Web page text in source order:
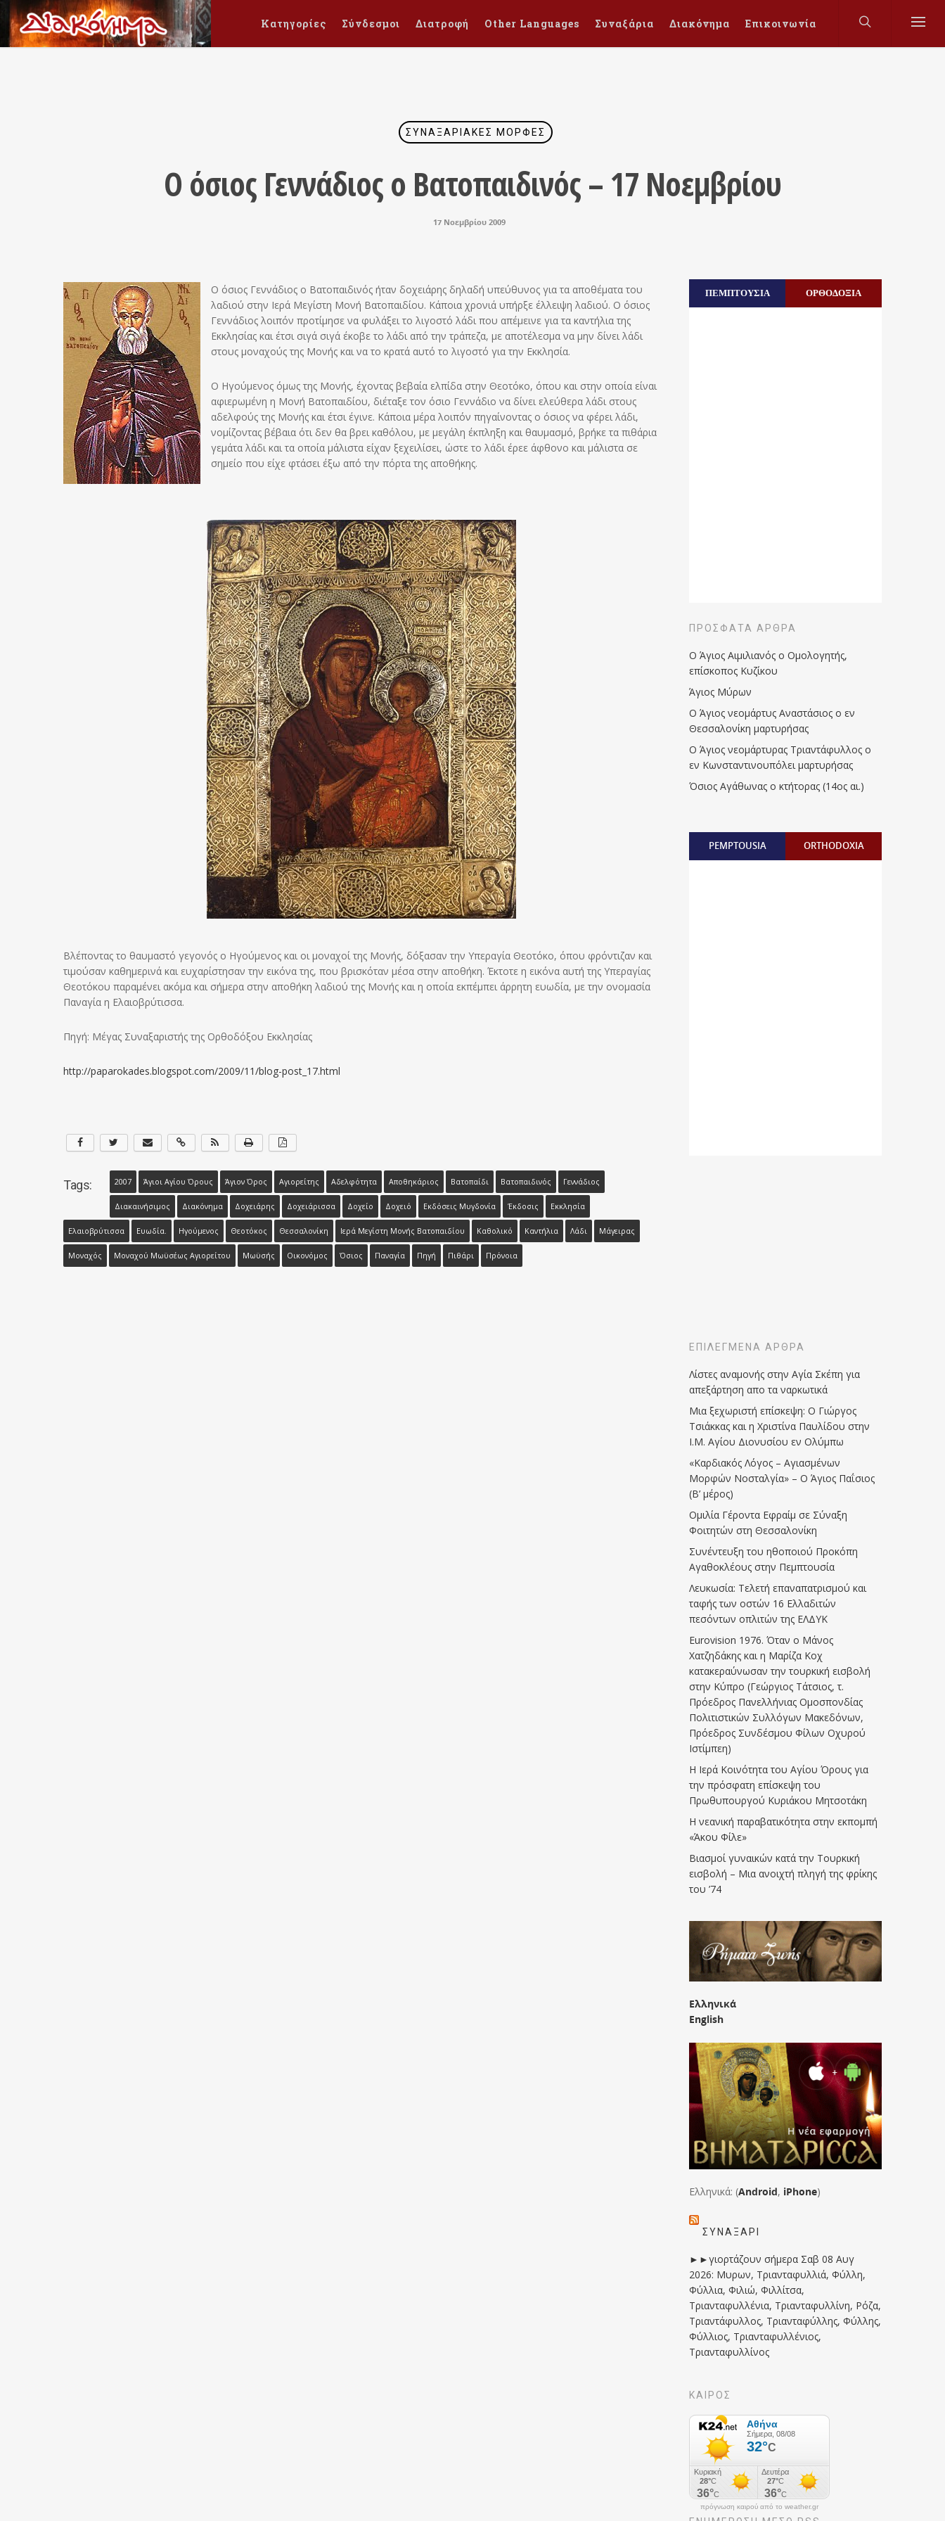
Κατηγορίες Σύνδεσμοι Διατροφή Other Languages Συναξάρια Διακόνημα Επικοινωνία
ΣΥΝΑΞΑΡΙΑΚΈΣ ΜΟΡΦΈΣ
Ο όσιος Γεννάδιος ο Βατοπαιδινός – 17 Νοεμβρίου
17 Νοεμβρίου 2009
Ο όσιος Γεννάδιος ο Βατοπαιδινός ήταν δοχειάρης δηλαδή υπεύθυνος για τα αποθέματα του
λαδιού στην Ιερά Μεγίστη Μονή Βατοπαιδίου. Κάποια χρονιά υπήρξε έλλειψη λαδιού. Ο όσιος
Γεννάδιος λοιπόν προτίμησε να φυλάξει το λιγοστό λάδι που απέμεινε για τα καντήλια της
Εκκλησίας και έτσι σιγά σιγά έκοβε το λάδι από την τράπεζα, με αποτέλεσμα να μην δίνει λάδι
στους μοναχούς της Μονής και να το κρατά αυτό το λιγοστό για την Εκκλησία.
Ο Ηγούμενος όμως της Μονής, έχοντας βεβαία ελπίδα στην Θεοτόκο, όπου και στην οποία είναι
αφιερωμένη η Μονή Βατοπαιδίου, διέταξε τον όσιο Γεννάδιο να δίνει ελεύθερα λάδι στους
αδελφούς της Μονής και έτσι έγινε. Κάποια μέρα λοιπόν πηγαίνοντας ο όσιος να φέρει λάδι,
νομίζοντας βέβαια ότι δεν θα βρει καθόλου, με μεγάλη έκπληξη και θαυμασμό, βρήκε τα πιθάρια
γεμάτα λάδι και τα οποία μάλιστα είχαν ξεχειλίσει, ώστε το λάδι έρεε άφθονο και μάλιστα σε
σημείο που είχε φτάσει έξω από την πόρτα της αποθήκης.
Βλέποντας το θαυμαστό γεγονός ο Ηγούμενος και οι μοναχοί της Μονής, δόξασαν την Υπεραγία Θεοτόκο, όπου φρόντιζαν και
τιμούσαν καθημερινά και ευχαρίστησαν την εικόνα της, που βρισκόταν μέσα στην αποθήκη. Έκτοτε η εικόνα αυτή της Υπεραγίας
Θεοτόκου παραμένει ακόμα και σήμερα στην αποθήκη λαδιού της Μονής και η οποία εκπέμπει άρρητη ευωδία, με την ονομασία
Παναγία η Ελαιοβρύτισσα.
Πηγή: Μέγας Συναξαριστής της Ορθοδόξου Εκκλησίας
http://paparokades.blogspot.com/2009/11/blog-post_17.html
Tags: 2007 Άγιοι Αγίου Όρους Άγιον Όρος Αγιορείτης Αδελφότητα Αποθηκάριος Βατοπαίδι Βατοπαιδινός Γεννάδιος
Διακαινήσιμος Διακόνημα Δοχειάρης Δοχειάρισσα Δοχείο Δοχειό Εκδόσεις Μυγδονία Έκδοσις Εκκλησία
Ελαιοβρύτισσα Ευωδία. Ηγούμενος Θεοτόκος Θεσσαλονίκη Ιερά Μεγίστη Μονής Βατοπαιδίου Καθολικό Καντήλια Λάδι Μάγειρας
Μοναχός Μοναχού Μωϋσέως Αγιορείτου Μωϋσής Οικονόμος Όσιος Παναγία Πηγή Πιθάρι Πρόνοια
ΠΕΜΠΤΟΥΣΙΑ ΟΡΘΟΔΟΞΙΑ
ΠΡΌΣΦΑΤΑ ΆΡΘΡΑ
Ο Άγιος Αιμιλιανός ο Ομολογητής,
επίσκοπος Κυζίκου
Άγιος Μύρων
Ο Άγιος νεομάρτυς Αναστάσιος ο εν
Θεσσαλονίκη μαρτυρήσας
Ο Άγιος νεομάρτυρας Τριαντάφυλλος ο
εν Κωνσταντινουπόλει μαρτυρήσας
Όσιος Αγάθωνας ο κτήτορας (14ος αι.)
PEMPTOUSIA ORTHODOXIA
ΕΠΙΛΕΓΜΈΝΑ ΆΡΘΡΑ
Λίστες αναμονής στην Αγία Σκέπη για
απεξάρτηση απο τα ναρκωτικά
Μια ξεχωριστή επίσκεψη: Ο Γιώργος
Τσιάκκας και η Χριστίνα Παυλίδου στην
Ι.Μ. Αγίου Διονυσίου εν Ολύμπω
«Καρδιακός Λόγος – Αγιασμένων
Μορφών Νοσταλγία» – Ο Άγιος Παΐσιος
(Β’ μέρος)
Ομιλία Γέροντα Εφραίμ σε Σύναξη
Φοιτητών στη Θεσσαλονίκη
Συνέντευξη του ηθοποιού Προκόπη
Αγαθοκλέους στην Πεμπτουσία
Λευκωσία: Τελετή επαναπατρισμού και
ταφής των οστών 16 Ελλαδιτών
πεσόντων οπλιτών της ΕΛΔΥΚ
Eurovision 1976. Όταν ο Μάνος
Χατζηδάκης και η Μαρίζα Κοχ
κατακεραύνωσαν την τουρκική εισβολή
στην Κύπρο (Γεώργιος Τάτσιος, τ.
Πρόεδρος Πανελλήνιας Ομοσπονδίας
Πολιτιστικών Συλλόγων Μακεδόνων,
Πρόεδρος Συνδέσμου Φίλων Οχυρού
Ιστίμπεη)
Η Ιερά Κοινότητα του Αγίου Όρους για
την πρόσφατη επίσκεψη του
Πρωθυπουργού Κυριάκου Μητσοτάκη
Η νεανική παραβατικότητα στην εκπομπή
«Άκου Φίλε»
Βιασμοί γυναικών κατά την Τουρκική
εισβολή – Μια ανοιχτή πληγή της φρίκης
του ’74
Ελληνικά
English
Ελληνικά: (Android, iPhone)
ΣΥΝΑΞΆΡΙ
►►γιορτάζουν σήμερα Σαβ 08 Αυγ
2026: Μυρων, Τριανταφυλλιά, Φύλλη,
Φύλλια, Φιλιώ, Φιλλίτσα,
Τριανταφυλλένια, Τριανταφυλλίνη, Ρόζα,
Τριαντάφυλλος, Τριανταφύλλης, Φύλλης,
Φύλλιος, Τριανταφυλλένιος,
Τριανταφυλλίνος
ΚΑΙΡΟΣ
πρόγνωση καιρού από το weather.gr